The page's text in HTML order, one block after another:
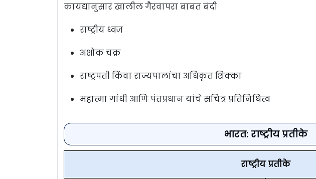
कायद्यानुसार खालील गैरवापरा बाबत बंदी
राष्ट्रीय ध्वज
अशोक चक्र
राष्ट्रपती किंवा राज्यपालांचा अधिकृत शिक्का
महात्मा गांधी आणि पंतप्रधान यांचे सचित्र प्रतिनिधित्व
भारत: राष्ट्रीय प्रतीके
राष्ट्रीय प्रतीके